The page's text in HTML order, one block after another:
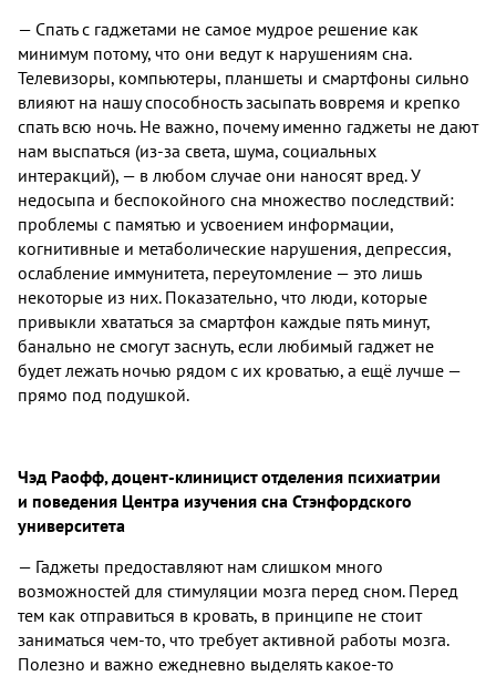
— Спать с гаджетами не самое мудрое решение как
минимум потому, что они ведут к нарушениям сна.
Телевизоры, компьютеры, планшеты и смартфоны сильно
влияют на нашу способность засыпать вовремя и крепко
спать всю ночь. Не важно, почему именно гаджеты не дают
нам выспаться (из-за света, шума, социальных
интеракций), — в любом случае они наносят вред. У
недосыпа и беспокойного сна множество последствий:
проблемы с памятью и усвоением информации,
когнитивные и метаболические нарушения, депрессия,
ослабление иммунитета, переутомление — это лишь
некоторые из них. Показательно, что люди, которые
привыкли хвататься за смартфон каждые пять минут,
банально не смогут заснуть, если любимый гаджет не
будет лежать ночью рядом с их кроватью, а ещё лучше —
прямо под подушкой.
Чэд Раофф, доцент-клиницист отделения психиатрии
и поведения Центра изучения сна Стэнфордского
университета
— Гаджеты предоставляют нам слишком много
возможностей для стимуляции мозга перед сном. Перед
тем как отправиться в кровать, в принципе не стоит
заниматься чем-то, что требует активной работы мозга.
Полезно и важно ежедневно выделять какое-то